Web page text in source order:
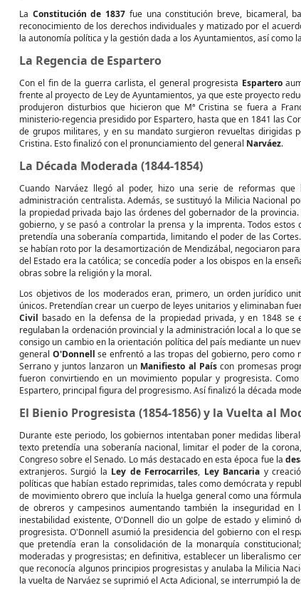
La Constitución de 1837 fue una constitución breve, bicameral,
reconocimiento de los derechos individuales y matizado por el
la autonomía política y la gestión dada a los Ayuntamientos, así como
La Regencia de Espartero
Con el fin de la guerra carlista, el general progresista Espartero
frente al proyecto de Ley de Ayuntamientos, ya que este proyecto
produjeron disturbios que hicieron que Mª Cristina se fuera a
ministerio-regencia presidido por Espartero, hasta que en 1841 las
de grupos militares, y en su mandato surgieron revueltas dirigidas
Cristina. Esto finalizó con el pronunciamiento del general Narváez.
La Década Moderada (1844-1854)
Cuando Narváez llegó al poder, hizo una serie de reformas
administración centralista. Además, se sustituyó la Milicia Nacional
la propiedad privada bajo las órdenes del gobernador de la
gobierno, y se pasó a controlar la prensa y la imprenta. Todos
pretendía una soberanía compartida, limitando el poder de las
se habían roto por la desamortización de Mendizábal, negociaron
del Estado era la católica; se concedía poder a los obispos en la
obras sobre la religión y la moral.
Los objetivos de los moderados eran, primero, un orden jurídico
únicos. Pretendían crear un cuerpo de leyes unitarios y eliminaban
Civil basado en la defensa de la propiedad privada, y en 1848 se
regulaban la ordenación provincial y la administración local a lo que
consigo un cambio en la orientación política del país mediante un
general O'Donnell se enfrentó a las tropas del gobierno, pero como
Serrano y juntos lanzaron un Manifiesto al Paíscon promesas
fueron convirtiendo en un movimiento popular y progresista.
Espartero, principal figura del progresismo. Así finalizó la década
El Bienio Progresista (1854-1856) y la Vuelta al
Durante este periodo, los gobiernos intentaban poner medidas
texto pretendía una soberanía nacional, limitar el poder de la
Congreso sobre el Senado. Lo más destacado en esta época fue la
extranjeros. Surgió la Ley de Ferrocarriles, Ley Bancaria y
políticas que habían estado reprimidas, tales como demócrata y
de movimiento obrero que incluía la huelga general como una
de obreros y campesinos aumentando también la inseguridad
inestabilidad existente, O'Donnell dio un golpe de estado y
progresista. O'Donnell asumió la presidencia del gobierno con el
que pretendía eran la consolidación de la monarquía
moderadas y progresistas; en definitiva, establecer un liberalismo
que reconocía algunos principios progresistas y anulaba la Milicia
la vuelta de Narváez se suprimió el Acta Adicional, se interrumpió la